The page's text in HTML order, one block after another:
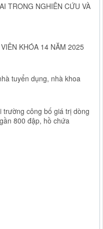
TRONG NGHIÊN CỨU VÀ
KHÓA 14 NĂM 2025
tuyển dụng, nhà khoa
trường công bố giá trị dòng
800 đập, hồ chứa